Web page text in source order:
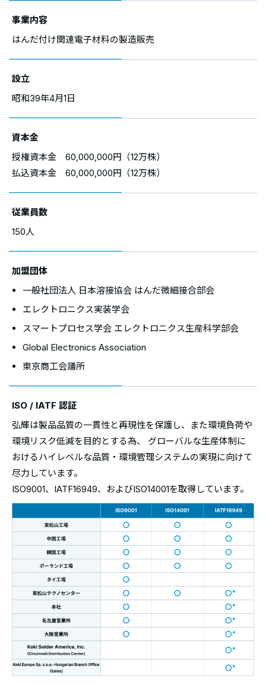
事業内容
はんだ付け関連電子材料の製造販売
設立
昭和39年4月1日
資本金
授権資本金 60,000,000円（12万株）
払込資本金 60,000,000円（12万株）
従業員数
150人
加盟団体
一般社団法人 日本溶接協会 はんだ微細接合部会
エレクトロニクス実装学会
スマートプロセス学会 エレクトロニクス生産科学部会
Global Electronics Association
東京商工会議所
ISO / IATF 認証
弘輝は製品品質の一貫性と再現性を保護し、また環境負荷や
環境リスク低減を目的とする為、 グローバルな生産体制に
おけるハイレベルな品質・環境管理システムの実現に向けて
尽力しています。
ISO9001、IATF16949、およびISO14001を取得しています。